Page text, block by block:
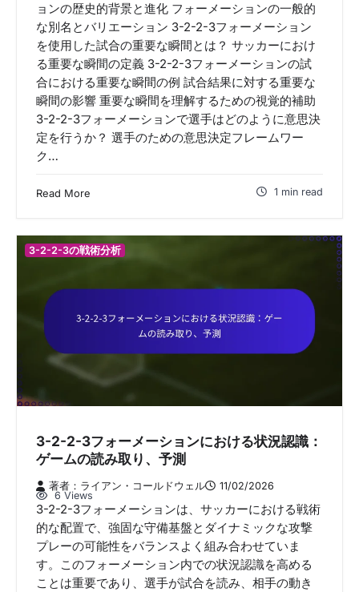
ョンの歴史的背景と進化 フォーメーションの一般的
な別名とバリエーション 3-2-2-3フォーメーション
を使用した試合の重要な瞬間とは？ サッカーにおけ
る重要な瞬間の定義 3-2-2-3フォーメーションの試
合における重要な瞬間の例 試合結果に対する重要な
瞬間の影響 重要な瞬間を理解するための視覚的補助
3-2-2-3フォーメーションで選手はどのように意思決
定を行うか？ 選手のための意思決定フレームワー
ク…
Read More 1 min read
3-2-2-3の戦術分析
3-2-2-3フォーメーションにおける状況認識：
ゲームの読み取り、予測
著者：ライアン・コールドウェル
11/02/2026
6 Views
3-2-2-3フォーメーションは、サッカーにおける戦術
的な配置で、強固な守備基盤とダイナミックな攻撃
プレーの可能性をバランスよく組み合わせていま
す。このフォーメーション内での状況認識を高める
ことは重要であり、選手が試合を読み、相手の動き